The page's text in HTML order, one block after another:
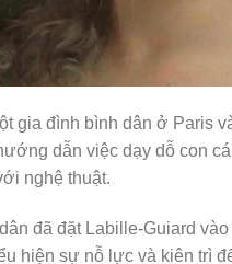
gia đình bình dân ở Paris
dẫn việc dạy dỗ con
nghệ thuật.
đã đặt Labille-Guiard
hiện sự nỗ lực và kiên trì